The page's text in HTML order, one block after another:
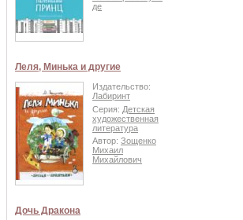
де
Леля, Минька и другие
Издательство:
Лабиринт
Серия: Детская
художественная
литература
Автор: Зощенко
Михаил
Михайлович
Дочь Дракона